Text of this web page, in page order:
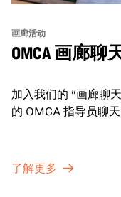
画廊活动
OMCA 画廊聊
加入我们的 "画廊聊
的 OMCA 指导员聊天
了解更多